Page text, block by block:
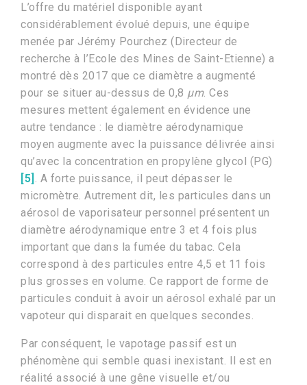
L’offre du matériel disponible ayant
considérablement évolué depuis, une équipe
menée par Jérémy Pourchez (Directeur de
recherche à l’Ecole des Mines de Saint-Etienne) a
montré dès 2017 que ce diamètre a augmenté
pour se situer au-dessus de 0,8 µm. Ces
mesures mettent également en évidence une
autre tendance : le diamètre aérodynamique
moyen augmente avec la puissance délivrée ainsi
qu’avec la concentration en propylène glycol (PG)
[5] . A forte puissance, il peut dépasser le
micromètre. Autrement dit, les particules dans un
aérosol de vaporisateur personnel présentent un
diamètre aérodynamique entre 3 et 4 fois plus
important que dans la fumée du tabac. Cela
correspond à des particules entre 4,5 et 11 fois
plus grosses en volume. Ce rapport de forme de
particules conduit à avoir un aérosol exhalé par un
vapoteur qui disparait en quelques secondes.
Par conséquent, le vapotage passif est un
phénomène qui semble quasi inexistant. Il est en
réalité associé à une gêne visuelle et/ou